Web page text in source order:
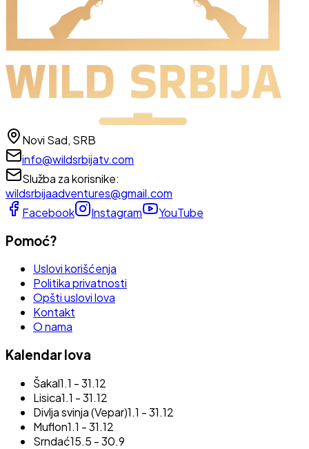
Novi Sad, SRB
info@wildsrbijatv.com
Služba za korisnike:
wildsrbijaadventures@gmail.com
Facebook
Instagram YouTube
Pomoć?
Uslovi korišćenja
Politika privatnosti
Opšti uslovi lova
Kontakt
O nama
Kalendar lova
Šakal1.1 - 31.12
Lisica1.1 - 31.12
Divlja svinja (Vepar)1.1 - 31.12
Muflon1.1 - 31.12
Srndać15.5 - 30.9